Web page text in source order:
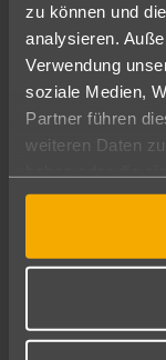
zu können und
analysieren.
Verwendung
soziale Medien,
Partner führen
weiteren Daten
gesammelt
Abflughafen
Alle
09.08.26–